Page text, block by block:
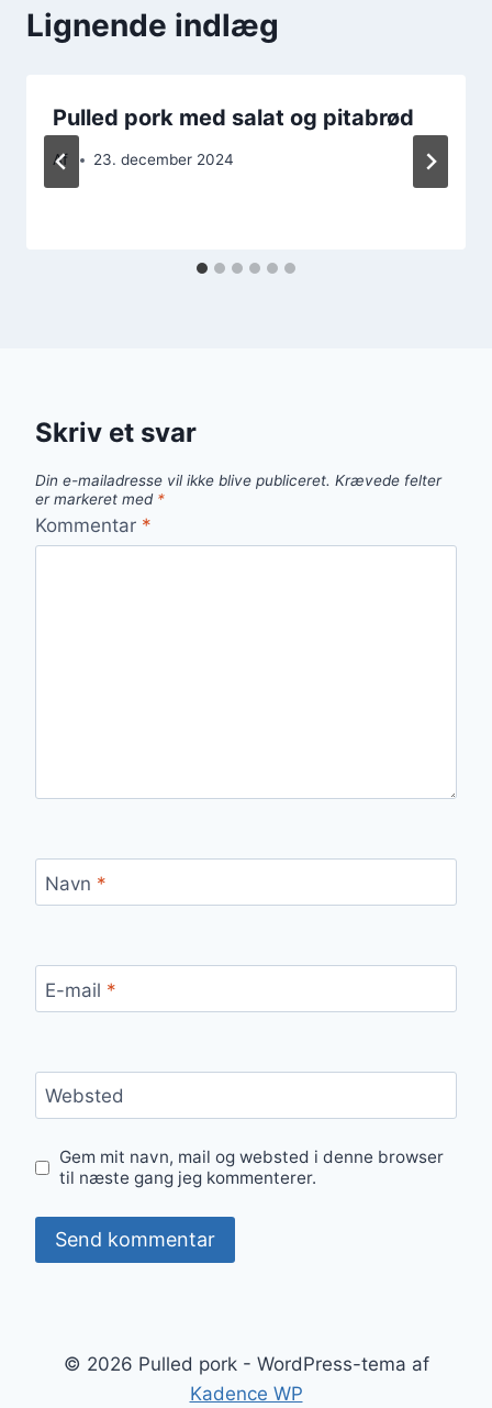
Lignende indlæg
Pulled pork med salat og pitabrød
Af 23. december 2024
Skriv et svar
Din e-mailadresse vil ikke blive publiceret. Krævede felter
er markeret med *
Kommentar *
Navn *
E-mail *
Websted
Gem mit navn, mail og websted i denne browser
til næste gang jeg kommenterer.
© 2026 Pulled pork - WordPress-tema af
Kadence WP